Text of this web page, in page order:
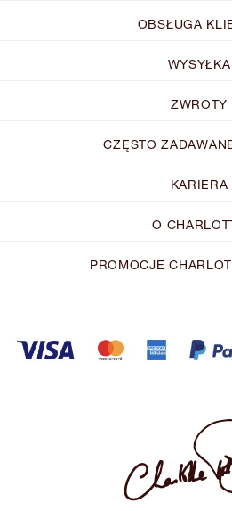
OBSŁUGA
WYSYŁKA
ZWROTY
CZĘSTO
KARIERA
O
PROMOCJE